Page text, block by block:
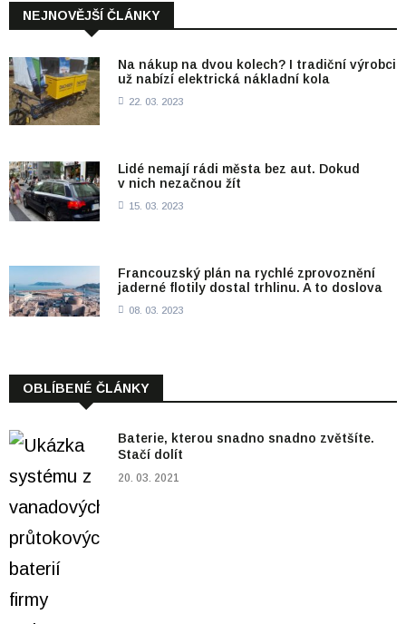
NEJNOVĚJŠÍ ČLÁNKY
Na nákup na dvou kolech? I tradiční výrobci
už nabízí elektrická nákladní kola
22. 03. 2023
Lidé nemají rádi města bez aut. Dokud
v nich nezačnou žít
15. 03. 2023
Francouzský plán na rychlé zprovoznění
jaderné flotily dostal trhlinu. A to doslova
08. 03. 2023
OBLÍBENÉ ČLÁNKY
Baterie, kterou snadno snadno zvětšíte.
Stačí dolít
20. 03. 2021